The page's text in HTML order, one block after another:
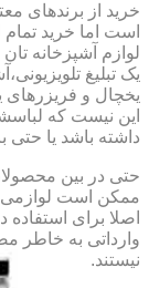
خرید از برندهای
است اما خرید
لوازم آشپزخانه
یک تبلیغ
یخچال و فریزرهای
این نیست که
داشته باشد یا
حتی در بین
ممکن است لوازمی
اصلا برای
وارداتی به خاطر
نیستند.